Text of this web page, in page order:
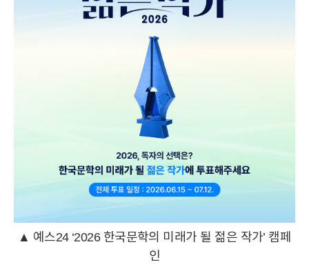
▲ 예스24 ‘2026 한국문학의 미래가 될 젊은 작가’ 캠페
인